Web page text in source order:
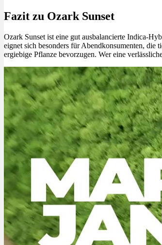
Fazit zu Ozark Sunset
Ozark Sunset ist eine gut ausbalancierte Indica-
eignet sich besonders für Abendkonsumenten, die
ergiebige Pflanze bevorzugen. Wer eine